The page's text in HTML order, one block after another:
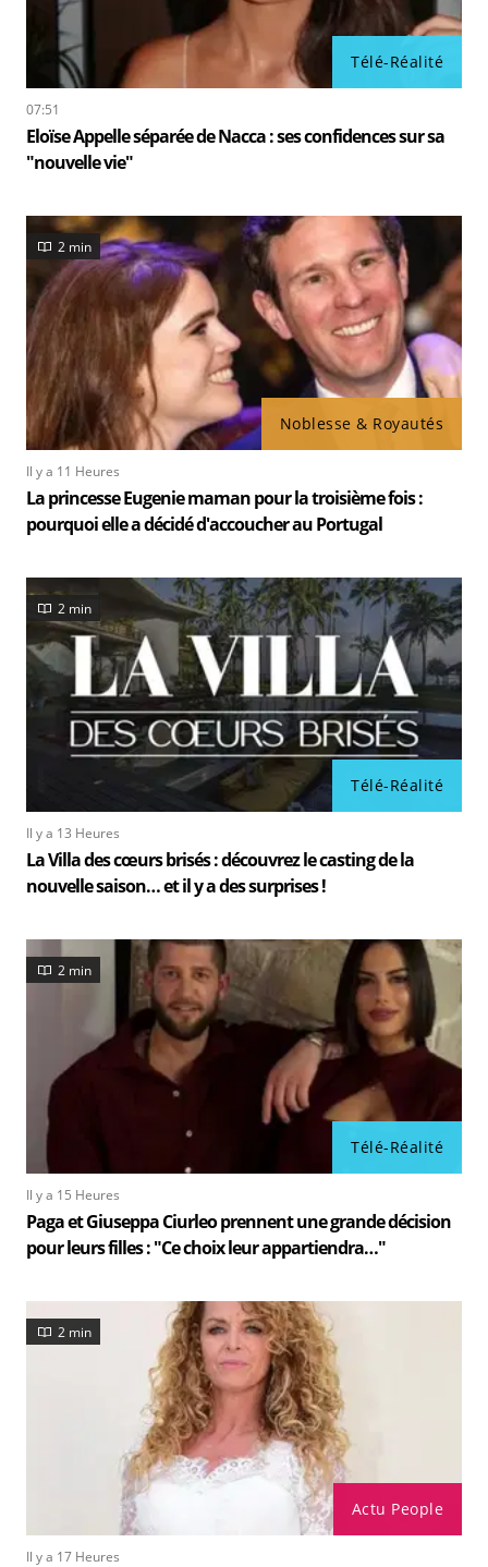
Télé-Réalité
07:51
Eloïse Appelle séparée de Nacca : ses confidences sur sa
"nouvelle vie"
Noblesse & Royautés
2 min
Il y a 11 Heures
La princesse Eugenie maman pour la troisième fois :
pourquoi elle a décidé d'accoucher au Portugal
Télé-Réalité
2 min
Il y a 13 Heures
La Villa des cœurs brisés : découvrez le casting de la
nouvelle saison… et il y a des surprises !
Télé-Réalité
2 min
Il y a 15 Heures
Paga et Giuseppa Ciurleo prennent une grande décision
pour leurs filles : "Ce choix leur appartiendra…"
Actu People
2 min
Il y a 17 Heures